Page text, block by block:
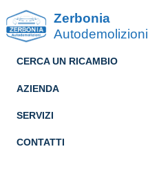
Zerbonia
Autodemolizioni
CERCA UN RICAMBIO
AZIENDA
SERVIZI
CONTATTI